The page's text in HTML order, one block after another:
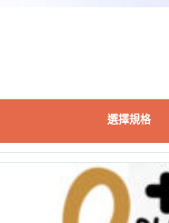
選擇規格